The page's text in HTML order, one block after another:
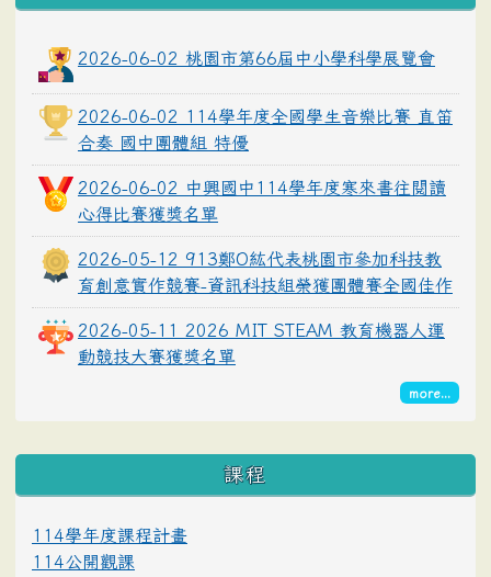
2026-06-02 桃園市第66屆中小學科學展覽會
2026-06-02 114學年度全國學生音樂比賽 直笛
合奏 國中團體組 特優
2026-06-02 中興國中114學年度寒來書往閱讀
心得比賽獲獎名單
2026-05-12 913鄭O紘代表桃園市參加科技教
育創意實作競賽-資訊科技組榮獲團體賽全國佳作
2026-05-11 2026 MIT STEAM 教育機器人運
動競技大賽獲獎名單
more...
課程
114學年度課程計畫
114公開觀課